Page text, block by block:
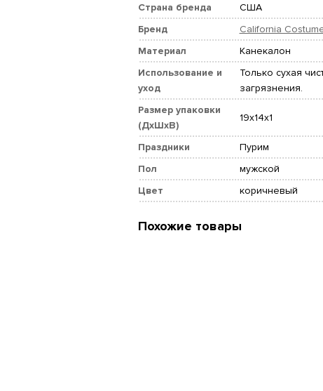
Страна бренда
США
Бренд
California
Материал
Канекалон
Использование и
уход
Только сухая
загрязнения.
Размер упаковки
(ДхШхВ)
19x14x1
Праздники
Пурим
Пол
мужской
Цвет
коричневый
Похожие товары